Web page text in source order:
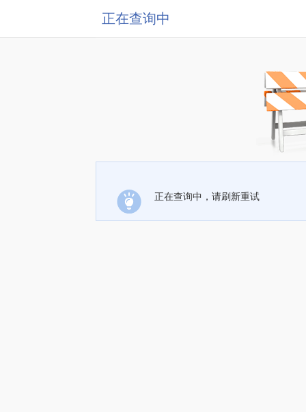
正在查询中
正在查询中，请刷新重试